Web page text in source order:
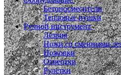
Бетоносмесители
Тепловые пушки
Ручной инструмент
Лезвия
Ножи со сменными
Ножовки
Отвертки
Рулетки